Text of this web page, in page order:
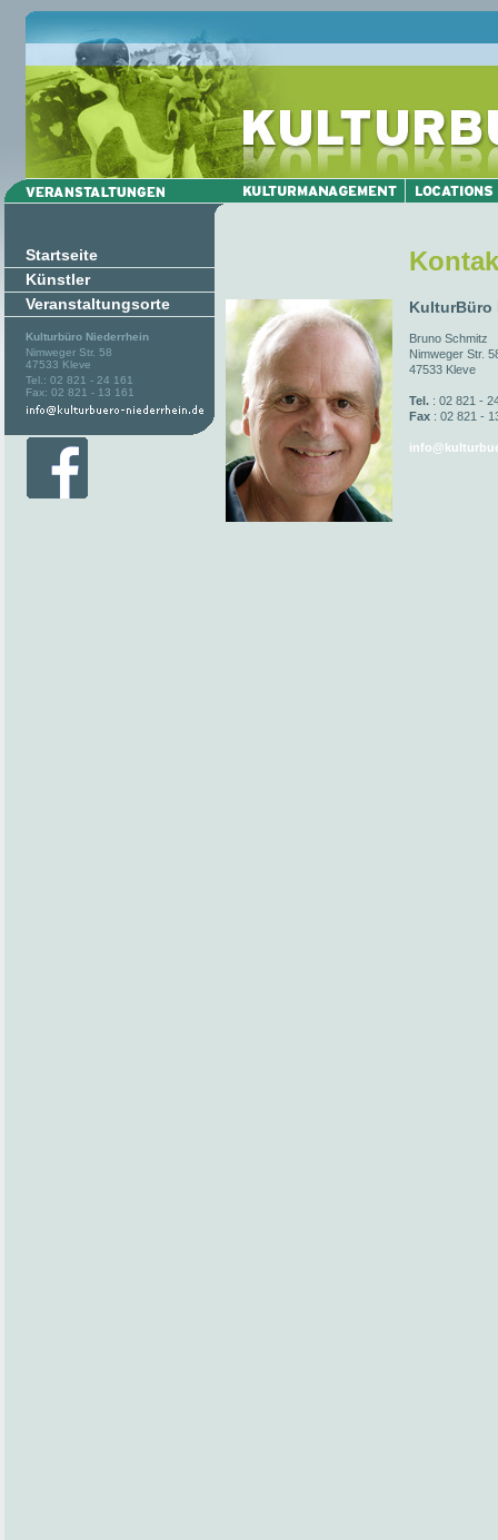
Startseite
Künstler
Veranstaltungsorte
Kulturbüro Niederrhein
Nimweger Str. 58
47533 Kleve
Tel.: 02 821 - 24 161
Fax: 02 821 - 13 161
KulturBüro
Bruno Schmitz
Nimweger Str.
47533 Kleve
Tel. : 02 821 -
Fax : 02 821 -